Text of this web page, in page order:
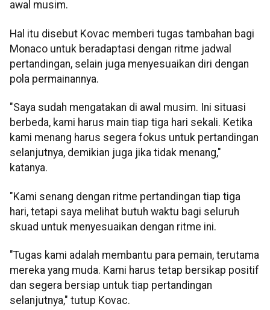
awal musim.
Hal itu disebut Kovac memberi tugas tambahan bagi
Monaco untuk beradaptasi dengan ritme jadwal
pertandingan, selain juga menyesuaikan diri dengan
pola permainannya.
"Saya sudah mengatakan di awal musim. Ini situasi
berbeda, kami harus main tiap tiga hari sekali. Ketika
kami menang harus segera fokus untuk pertandingan
selanjutnya, demikian juga jika tidak menang,"
katanya.
"Kami senang dengan ritme pertandingan tiap tiga
hari, tetapi saya melihat butuh waktu bagi seluruh
skuad untuk menyesuaikan dengan ritme ini.
"Tugas kami adalah membantu para pemain, terutama
mereka yang muda. Kami harus tetap bersikap positif
dan segera bersiap untuk tiap pertandingan
selanjutnya," tutup Kovac.